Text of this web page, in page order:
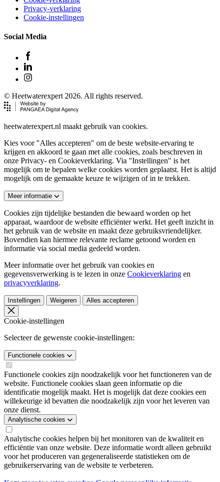
Privacy-verklaring
Cookie-instellingen
Social Media
© Heetwaterexpert 2026. All rights reserved.
heetwaterexpert.nl maakt gebruik van cookies.
Kies voor "Alles accepteren" om de beste website-ervaring te
krijgen en akkoord te gaan met alle cookies, zoals beschreven in
onze Privacy- en Cookieverklaring. Via "Instellingen" is het
mogelijk om te bepalen welke cookies worden geplaatst. Het is altijd
mogelijk om de gemaakte keuze te wijzigen of in te trekken.
Meer informatie
Cookies zijn tijdelijke bestanden die bewaard worden op het
apparaat, waardoor de website efficiënter werkt. Het geeft inzicht in
het gebruik van de website en maakt deze gebruiksvriendelijker.
Bovendien kan hiermee relevante reclame getoond worden en
informatie via social media gedeeld worden.
Meer informatie over het gebruik van cookies en
gegevensverwerking is te lezen in onze Cookieverklaring en
privacyverklaring.
Instellingen Weigeren Alles accepteren
Cookie-instellingen
Selecteer de gewenste cookie-instellingen:
Functionele cookies
Functionele cookies zijn noodzakelijk voor het functioneren van de
website. Functionele cookies slaan geen informatie op die
identificatie mogelijk maakt. Het is mogelijk dat deze cookies een
willekeurige id bevatten die noodzakelijk zijn voor het leveren van
onze dienst.
Analytische cookies
Analytische cookies helpen bij het monitoren van de kwaliteit en
efficiëntie van onze website. Deze informatie wordt alleen gebruikt
voor het produceren van gegeneraliseerde statistieken om de
gebruikerservaring van de website te verbeteren.